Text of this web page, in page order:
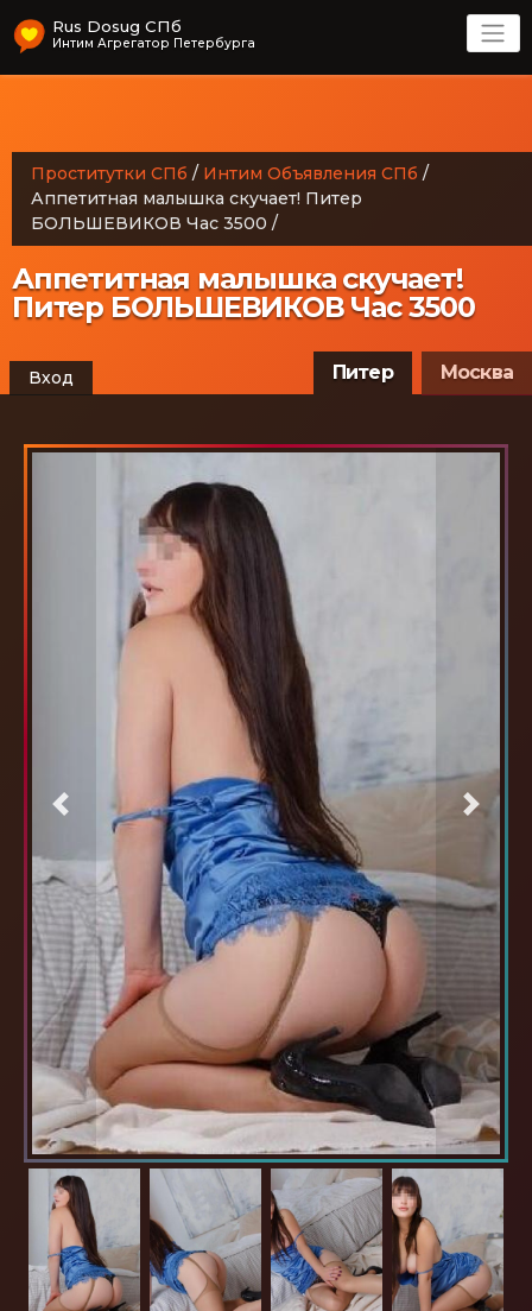
Rus Dosug СПб
Проститутки СПб / Интим Объявления СПб /
Аппетитная малышка скучает! Питер
БОЛЬШЕВИКОВ Час 3500 /
Аппетитная малышка скучает!
Питер БОЛЬШЕВИКОВ Час 3500
Вход Москва
Питер
Previous Next